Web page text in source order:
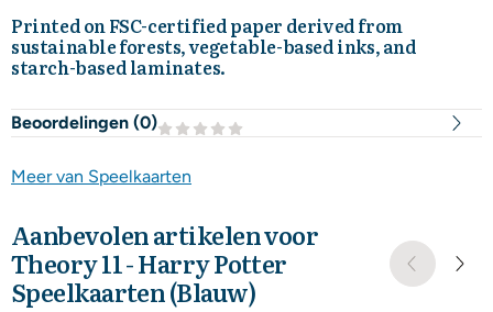
Printed on FSC-certified paper derived from
sustainable forests, vegetable-based inks, and
starch-based laminates.
Beoordelingen (0)
Meer van Speelkaarten
Aanbevolen artikelen voor
Theory 11 - Harry Potter
Speelkaarten (Blauw)